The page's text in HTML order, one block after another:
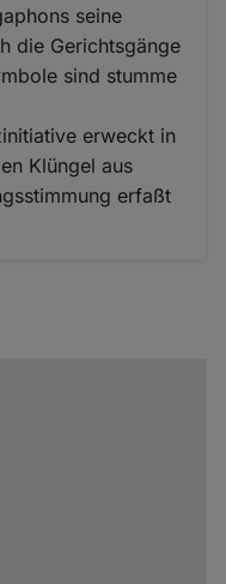
seine
die Gerichtsgänge
sind stumme
erweckt in
Klüngel aus
erfaßt